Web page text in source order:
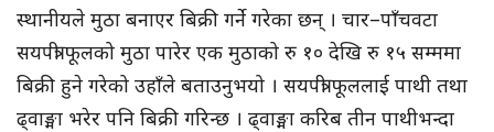
स्थानीयले मुठा बनाएर बिक्री गर्ने गरेका छन् । चार–पाँचवटा
सयपत्री फूलको मुठा पारेर एक मुठाको रु १० देखि रु १५ सम्ममा
बिक्री हुने गरेको उहाँले बताउनुभयो । सयपत्री फूललाई पाथी तथा
ढ्वाङ्मा भरेर पनि बिक्री गरिन्छ । ढ्वाङ्मा करिब तीन पाथीभन्दा